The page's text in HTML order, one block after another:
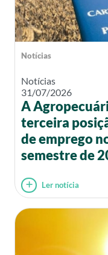
Notícias
Notícias
31/07/2026
A
terceira
de emprego
semestre de
Ler notícia